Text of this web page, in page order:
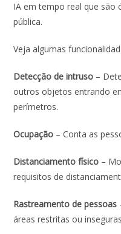
IA em tempo real que são
pública.
Veja algumas
Detecção de intruso –
outros objetos entrando
perímetros.
Ocupação – Conta as
Distanciamento físico –
requisitos de
Rastreamento de pessoas
áreas restritas ou